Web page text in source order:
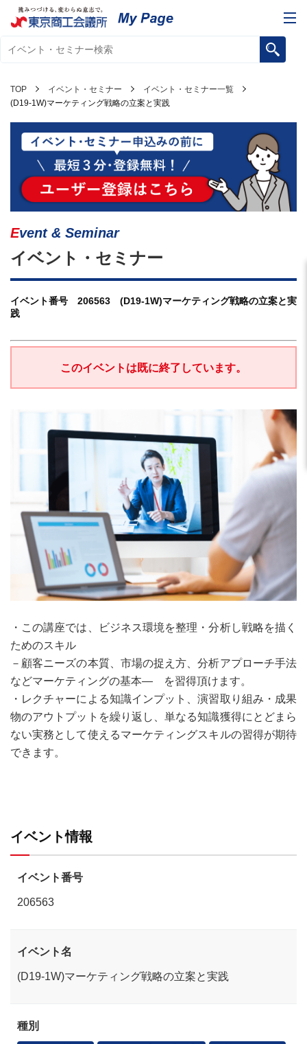
TOP イベント・セミナー
イベント・セミナー一覧
(D19-1W)マーケティング戦略の立案と実践
Event & Seminar
イベント・セミナー
イベント番号 206563 (D19-1W)マーケティング戦略の立案と実
践
このイベントは既に終了しています。
・この講座では、ビジネス環境を整理・分析し戦略を描く
ためのスキル
－顧客ニーズの本質、市場の捉え方、分析アプローチ手法
などマーケティングの基本― を習得頂けます。
・レクチャーによる知識インプット、演習取り組み・成果
物のアウトプットを繰り返し、単なる知識獲得にとどまら
ない実務として使えるマーケティングスキルの習得が期待
できます。
イベント情報
イベント番号
206563
イベント名
(D19-1W)マーケティング戦略の立案と実践
種別